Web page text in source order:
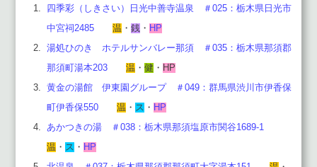
四季彩（しきさい）日光中善寺温泉 ＃025：栃木県日光市
中宮祠2485
温 ・ 銭 ・ HP
湯処ひのき ホテルサンバレー那須 ＃035：栃木県那須郡
那須町湯本203
温 ・ 健 ・ HP
黄金の湯館 伊東園グループ ＃049：群馬県渋川市伊香保
町伊香保550
温 ・ ス ・ HP
あかつきの湯 ＃038： 栃木県那須塩原市関谷1689-1
温 ・ ス ・ HP